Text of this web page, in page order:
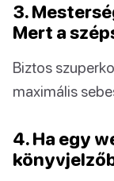
3.
Mert a
Biztos
maximális
4. Ha egy